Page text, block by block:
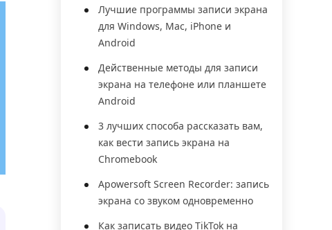
Лучшие программы записи экрана
для Windows, Mac, iPhone и
Android
Действенные методы для записи
экрана на телефоне или планшете
Android
3 лучших способа рассказать вам,
как вести запись экрана на
Chromebook
Apowersoft Screen Recorder: запись
экрана со звуком одновременно
Как записать видео TikTok на